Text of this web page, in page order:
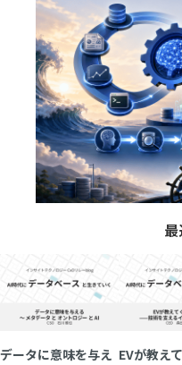
データに意味を与え EVが教え